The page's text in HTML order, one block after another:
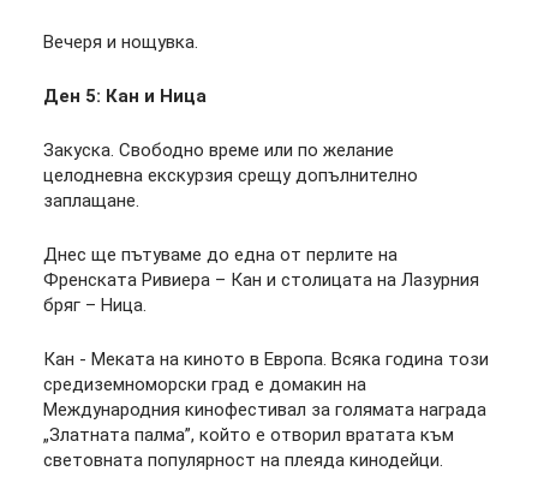
Вечеря и нощувка.
Ден 5: Кан и Ница
Закуска. Свободно време или по желание
целодневна екскурзия срещу допълнително
заплащане.
Днес ще пътуваме до една от перлите на
Френската Ривиера – Кан и столицата на Лазурния
бряг – Ница.
Кан - Меката на киното в Европа. Всяка година този
средиземноморски град е домакин на
Международния кинофестивал за голямата награда
„Златната палма”, който е отворил вратата към
световната популярност на плеяда кинодейци.